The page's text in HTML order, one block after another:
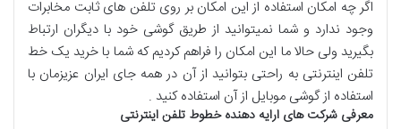
اگر چه امکان استفاده از این امکان بر روی تلفن های ثابت مخابرات
وجود ندارد و شما نمیتوانید از طریق گوشی خود با دیگران ارتباط
بگیرید ولی حالا ما این امکان را فراهم کردیم که شما با خرید یک خط
تلفن اینترنتی به راحتی بتوانید از آن در همه جای ایران عزیزمان با
استفاده از گوشی موبایل از آن استفاده کنید .
معرفی شرکت های ارایه دهنده خطوط تلفن اینترنتی